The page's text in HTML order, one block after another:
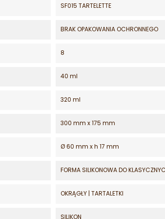
SF015 TARTELETTE
BRAK OPAKOWANIA OCHRONNEGO
8
40 ml
320 ml
300 mm x 175 mm
Ø 60 mm x h 17 mm
FORMA SILIKONOWA DO
OKRĄGŁY | TARTALETKI
SILIKON